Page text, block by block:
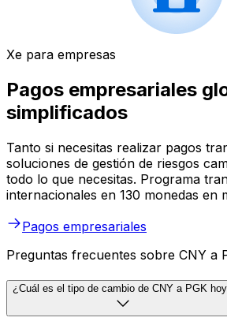
Xe para empresas
Pagos empresariales
simplificados
Tanto si necesitas realizar pagos
soluciones de gestión de riesgos
todo lo que necesitas. Programa
internacionales en 130 monedas en
Pagos empresariales
Preguntas frecuentes sobre CNY a
¿Cuál es el tipo de cambio de CNY a PGK